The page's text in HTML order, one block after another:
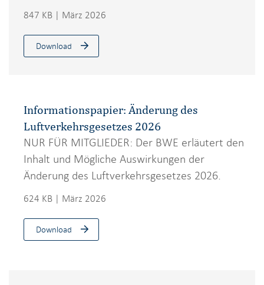
847 KB | März 2026
Download
Informationspapier: Änderung des
Luftverkehrsgesetzes 2026
NUR FÜR MITGLIEDER: Der BWE erläutert den
Inhalt und Mögliche Auswirkungen der
Änderung des Luftverkehrsgesetzes 2026.
624 KB | März 2026
Download